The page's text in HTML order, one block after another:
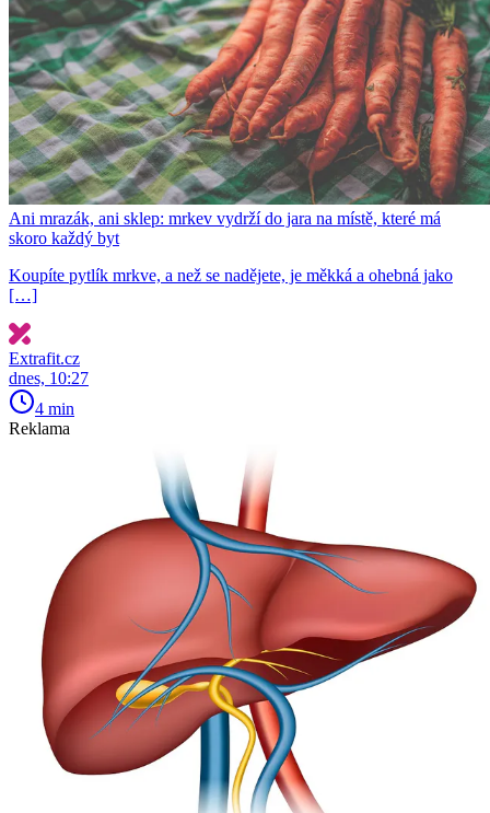
Ani mrazák, ani sklep: mrkev vydrží do jara na místě, které má
skoro každý byt
Koupíte pytlík mrkve, a než se nadějete, je měkká a ohebná jako
[…]
Extrafit.cz
dnes, 10:27
4 min
Reklama